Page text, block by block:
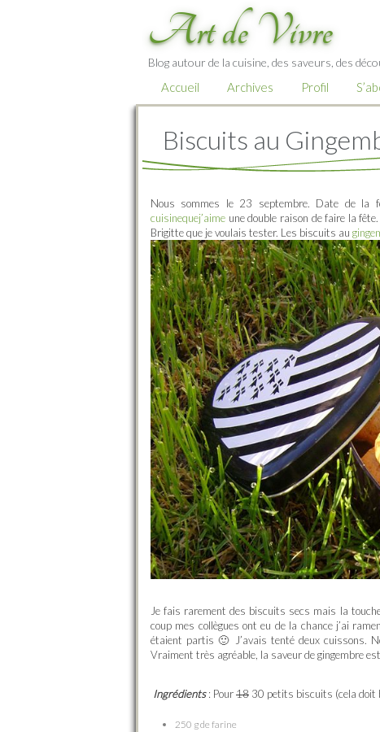
Art de Vivre
Blog autour de la cuisine, des saveurs, des
Accueil Archives Profil
Biscuits au
Nous sommes le 23 septembre. Date de
cuisinequej’aime une double raison de faire la
Brigitte que je voulais tester. Les biscuits au
Je fais rarement des biscuits secs mais la
coup mes collègues ont eu de la chance j’ai
étaient partis 🙂 J’avais tenté deux cuissons.
Vraiment très agréable, la saveur de gingembre
Ingrédients: Pour18 30 petits biscuits (cela doit
250 g de farine